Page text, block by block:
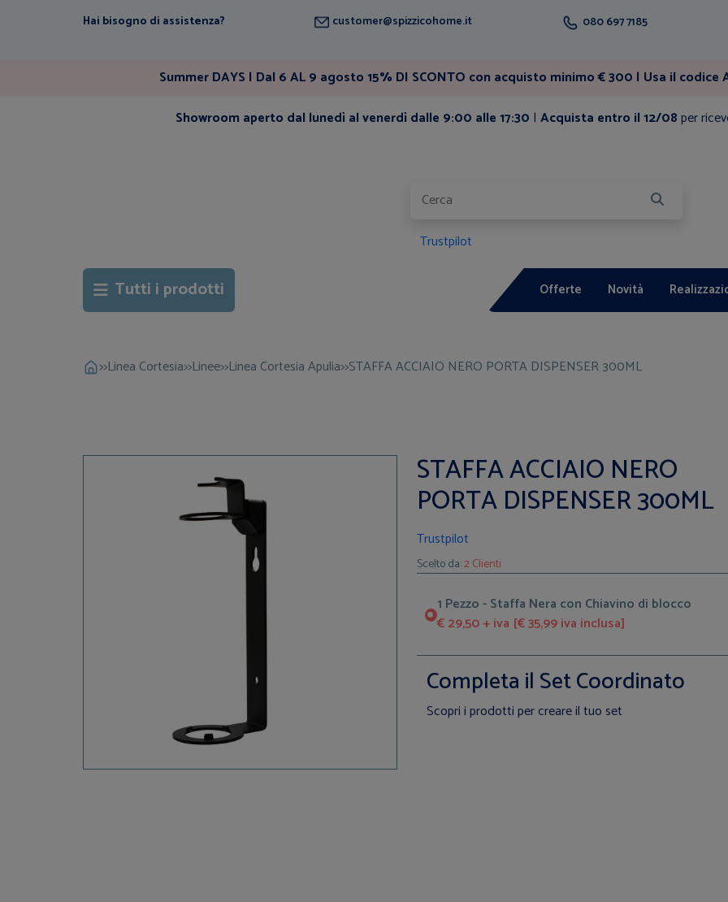
Hai bisogno di assistenza? customer@spizzicohome.it 080 697 7185
Summer DAYS | Dal 6 AL 9 agosto 15% DI SCONTO con acquisto minimo € 300 | Usa il codice
Showroom aperto dal lunedì al venerdì dalle 9:00 alle 17:30 | Acquista entro il 12/08per
Trustpilot
Tutti i prodotti Offerte Novità
>>Linea Cortesia>>Linee>>Linea Cortesia Apulia>>STAFFA ACCIAIO NERO PORTA DISPENSER 300ML
STAFFA ACCIAIO NERO
PORTA DISPENSER 300ML
Trustpilot
Scelto da:2 Clienti
1 Pezzo - Staffa Nera con Chiavino di blocco
€ 29,50 + iva [€ 35,99 iva inclusa]
Completa il Set Coordinato
Scopri i prodotti per creare il tuo set